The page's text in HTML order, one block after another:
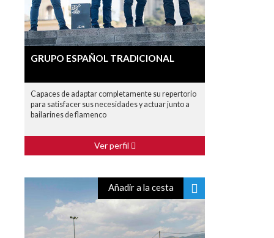
GRUPO ESPAÑOL TRADICIONAL
Capaces de adaptar completamente su repertorio
para satisfacer sus necesidades y actuar junto a
bailarines de flamenco
Ver perfil
Añadir a la cesta